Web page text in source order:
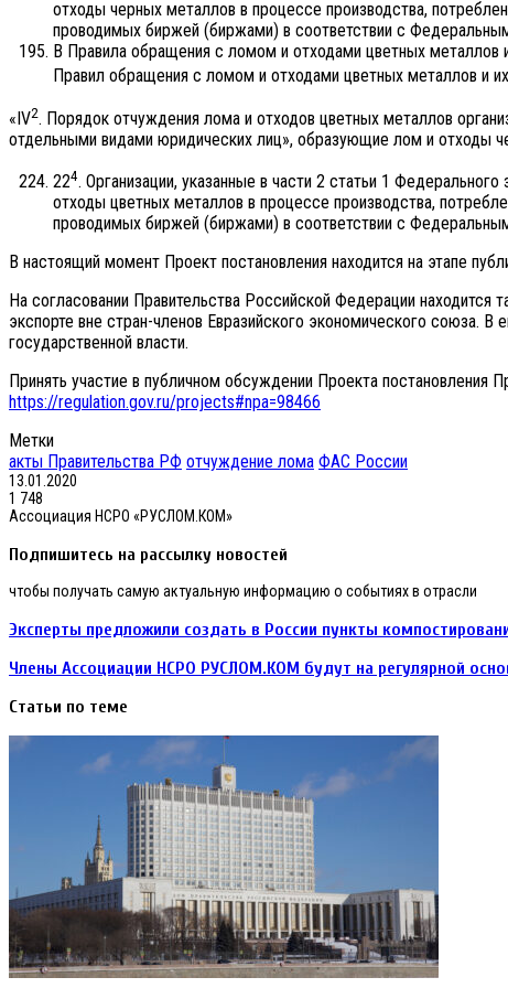
отходы черных металлов в процессе производства,
проводимых биржей (биржами) в соответствии с
В Правила обращения с ломом и отходами цветных
Правил обращения с ломом и отходами цветных металлов и
«IV2. Порядок отчуждения лома и отходов цветных металлов
отдельными видами юридических лиц», образующие лом и отходы
224. Организации, указанные в части 2 статьи 1
отходы цветных металлов в процессе производства,
проводимых биржей (биржами) в соответствии с
В настоящий момент Проект постановления находится на этапе
На согласовании Правительства Российской Федерации
экспорте вне стран-членов Евразийского экономического
государственной власти.
Принять участие в публичном обсуждении Проекта
https://regulation.gov.ru/projects#npa=98466
Метки
акты Правительства РФ отчуждение лома ФАС России
13.01.2020
1 748
Ассоциация НСРО «РУСЛОМ.КОМ»
Подпишитесь на рассылку новостей
чтобы получать самую актуальную информацию о событиях в отрасли
Эксперты предложили создать в России пункты
Члены Ассоциации НСРО РУСЛОМ.КОМ будут на регулярной
Статьи по теме